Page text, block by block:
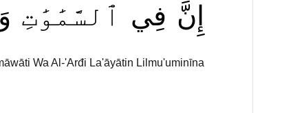
إِنَّ فِي ٱلسَّمَٰوَٰتِ
Wa Al-'Arđi La'āyātin Lilmu'uminīna